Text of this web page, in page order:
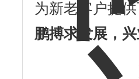
为新老客户提
鹏搏求发展，